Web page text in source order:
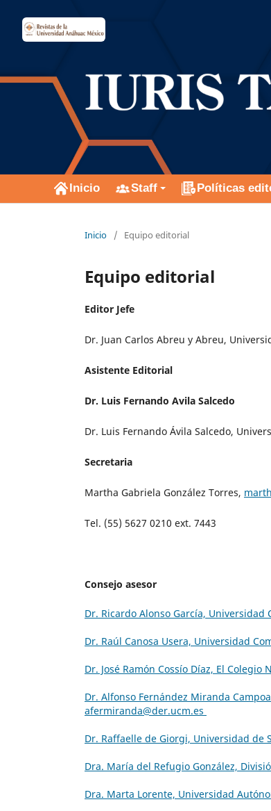
Inicio Staff Políticas
Inicio / Equipo editorial
Equipo editorial
Editor Jefe
Dr. Juan Carlos Abreu y Abreu,
Asistente Editorial
Dr. Luis Fernando Avila Salcedo
Dr. Luis Fernando Ávila Salcedo,
Secretaria
Martha Gabriela González Torres,
Tel. (55) 5627 0210 ext. 7443
Consejo asesor
Dr. Ricardo Alonso García,
Dr. Raúl Canosa Usera, Universidad
Dr. José Ramón Cossío Díaz, El Colegio
Dr. Alfonso Fernández Miranda
afermiranda@der.ucm.es
Dr. Raffaelle de Giorgi, Universidad de
Dra. María del Refugio González,
Dra. Marta Lorente, Universidad